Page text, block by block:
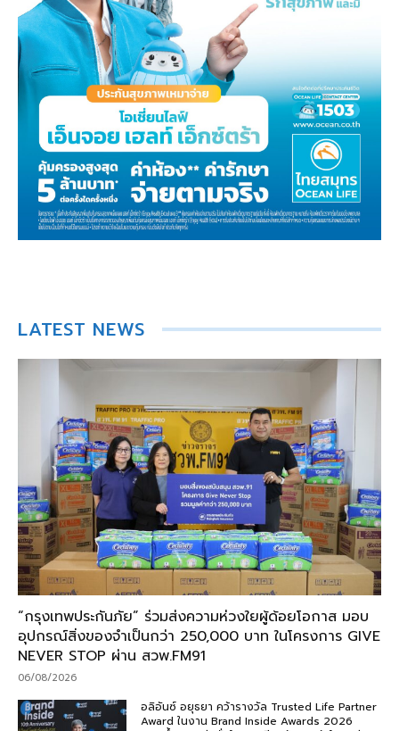
LATEST NEWS
“กรุงเทพประกันภัย” ร่วมส่งความห่วงใยผู้ด้อยโอกาส มอบ
อุปกรณ์สิ่งของจำเป็นกว่า 250,000 บาท ในโครงการ GIVE
NEVER STOP ผ่าน สวพ.FM91
06/08/2026
อลิอันซ์ อยุธยา คว้ารางวัล Trusted Life Partner
Award ในงาน Brand Inside Awards 2026